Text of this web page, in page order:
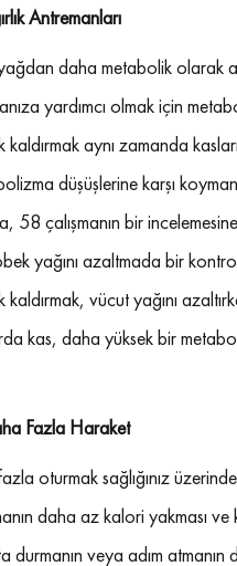
Antremanları
daha metabolik olarak
yardımcı olmak için
kaldırmak aynı zamanda
düşüşlerine karşı
58 çalışmanın bir
yağını azaltmada bir
kaldırmak, vücut yağını
kas, daha yüksek bir
Fazla Haraket
oturmak sağlığınız
daha az kalori yakması
durmanın veya adım